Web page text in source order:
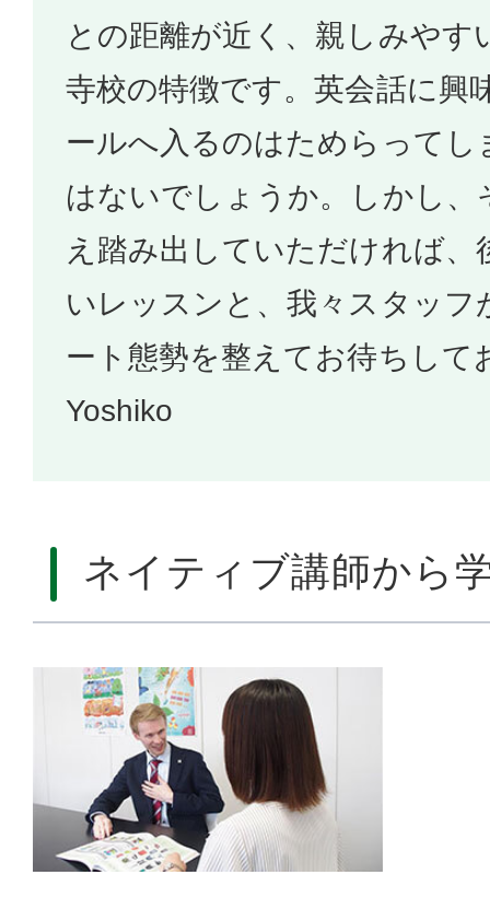
との距離が近く、親しみやす
寺校の特徴です。英会話に興
ールへ入るのはためらってし
はないでしょうか。しかし、
え踏み出していただければ、
いレッスンと、我々スタッフ
ート態勢を整えてお待ちして
Yoshiko
ネイティブ講師から